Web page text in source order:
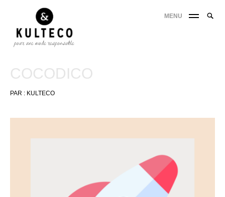
MENU
COCODICO
PAR : KULTECO